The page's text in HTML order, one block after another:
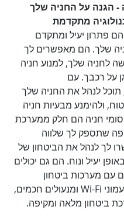
- הגנה על החניה שלך
מתקדמת
פתרון יעיל ומתקדם
שלך. הם מאפשרים לך
לחניה שלך, למנוע חניה
על רכבך. עם
תוכל לנהל את החניה שלך
ולהימנע מבעיות חניה
חניה הם חלק ממערכת
שתספק לך שלווה
לך לנהל את הביטחון של
יעיל ונוח. הם גם יכולים
עם מערכות ביטחון
אחרות, כגון פעמוני Wi-Fi ומנעולים חכמים,
ביטחון מלאה ומקיפה.